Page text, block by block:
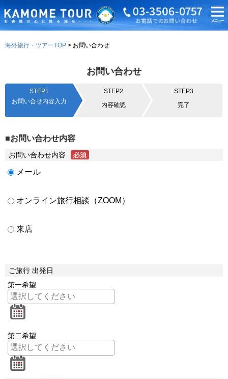
海外旅行・ツアーTOP お問い合わせ
お問い合わせ
STEP1
お問い合せ内容入力
STEP2
内容確認
STEP3
完了
■お問い合わせ内容
お問い合わせ内容
メール
オンライン旅行相談（ZOOM）
来店
ご旅行 出発日
第一希望
第二希望